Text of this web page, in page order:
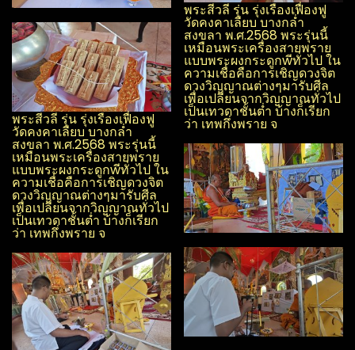
พระสีวลี รุ่น รุ่งเรือง​เฟื่องฟู​
วัด​คงคา​เลียบ​ บางกล่ำ​
สงขลา​ พ.ศ.2568 พระรุ่นนี้
เหมือนพระเครื่องสายพราย
แบบพระผง​กระดูกwีทั่วไป ใน
ความเชื่อคือการเชิญดวงจิต
ดวงวิญญาณ​ต่างๆมารับศีล
เพื่อเปลี่ยนจากวิญญาณ​ทั่วไป
เป็นเทวดาชั้นต่ำ บ้างก็เรียก
ว่า เทพกึ่งพราย จ
พระสีวลี รุ่น รุ่งเรือง​เฟื่องฟู​
วัด​คงคา​เลียบ​ บางกล่ำ​
สงขลา​ พ.ศ.2568 พระรุ่นนี้
เหมือนพระเครื่องสายพราย
แบบพระผง​กระดูกwีทั่วไป ใน
ความเชื่อคือการเชิญดวงจิต
ดวงวิญญาณ​ต่างๆมารับศีล
เพื่อเปลี่ยนจากวิญญาณ​ทั่วไป
เป็นเทวดาชั้นต่ำ บ้างก็เรียก
ว่า เทพกึ่งพราย จ